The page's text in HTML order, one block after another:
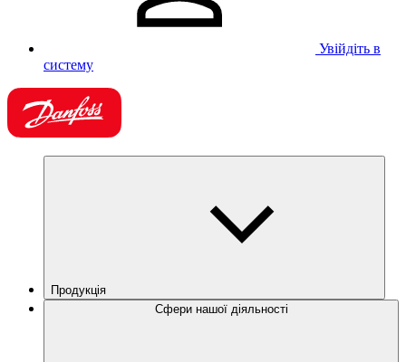
Увійдіть в
систему
Продукція
Сфери нашої діяльності